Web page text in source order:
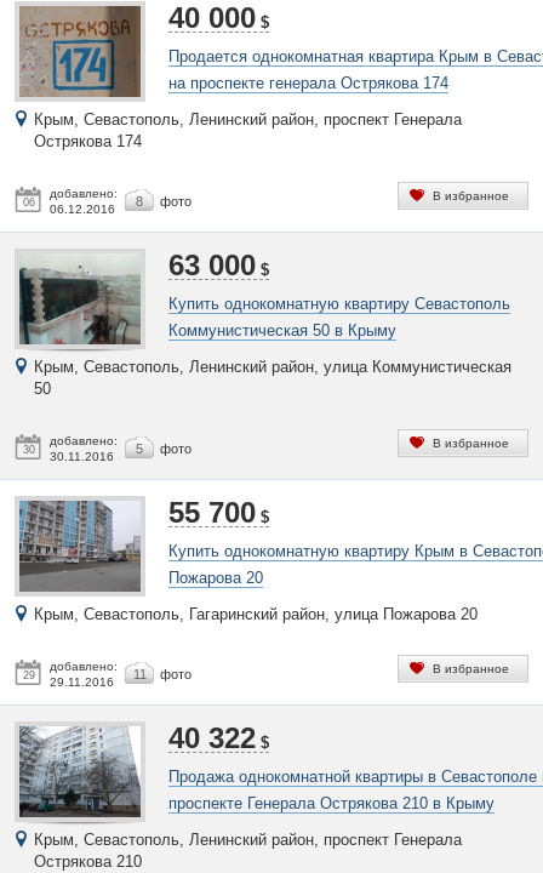
06
добавлено:
06.12.2016
8 фото
40 000 $
Продается однокомнатная квартира Крым в
на проспекте генерала Острякова 174
Крым, Севастополь, Ленинский район, проспект Генерала
Острякова 174
В избранное
30
добавлено:
30.11.2016
5 фото
63 000 $
Купить однокомнатную квартиру Севастополь
Коммунистическая 50 в Крыму
Крым, Севастополь, Ленинский район, улица Коммунистическая
50
В избранное
29
добавлено:
29.11.2016
11 фото
55 700 $
Купить однокомнатную квартиру Крым в
Пожарова 20
Крым, Севастополь, Гагаринский район, улица Пожарова 20
В избранное
40 322 $
Продажа однокомнатной квартиры в Севастополе
проспекте Генерала Острякова 210 в Крыму
Крым, Севастополь, Ленинский район, проспект Генерала
Острякова 210